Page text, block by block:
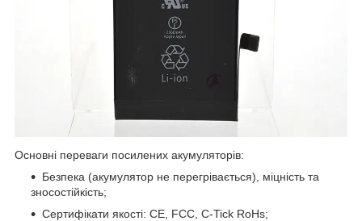
Основні переваги посилених акумуляторів:
Безпека (акумулятор не перегрівається), міцність та
зносостійкість;
Сертифікати якості: CE, FCC, C-Tick RoHs;